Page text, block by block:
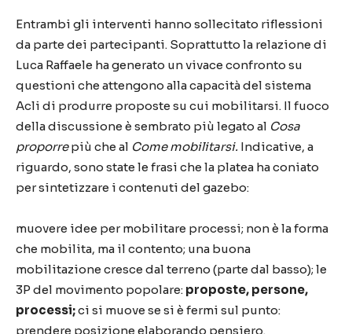
Entrambi gli interventi hanno sollecitato riflessioni
da parte dei partecipanti. Soprattutto la relazione di
Luca Raffaele ha generato un vivace confronto su
questioni che attengono alla capacità del sistema
Acli di produrre proposte su cui mobilitarsi. Il fuoco
della discussione è sembrato più legato al Cosa
proporrepiù che al Come mobilitarsi. Indicative, a
riguardo, sono state le frasi che la platea ha coniato
per sintetizzare i contenuti del gazebo:
muovere idee per mobilitare processi; non è la forma
che mobilita, ma il contento; una buona
mobilitazione cresce dal terreno (parte dal basso); le
3P del movimento popolare: proposte, persone,
processi;ci si muove se si è fermi sul punto:
prendere posizione elaborando pensiero.